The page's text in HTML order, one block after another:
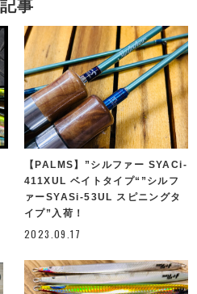
事
【PALMS】”シルファー SYACi-
411XUL ベイトタイプ“”シルフ
ァーSYASi-53UL スピニングタ
イプ”入荷！
2023.09.17